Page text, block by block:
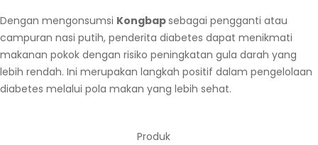
Dengan mengonsumsi Kongbapsebagai pengganti atau
campuran nasi putih, penderita diabetes dapat menikmati
makanan pokok dengan risiko peningkatan gula darah yang
lebih rendah. Ini merupakan langkah positif dalam pengelolaan
diabetes melalui pola makan yang lebih sehat.
Produk